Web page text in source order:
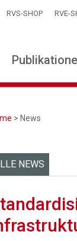
RVS-SHOP RVE-
> News
NEWS